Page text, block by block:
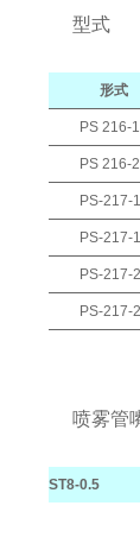
型式
形式
PS 216-
PS 216-
PS-217-
PS-217-
PS-217-
PS-217-
喷雾管
ST8-0.5